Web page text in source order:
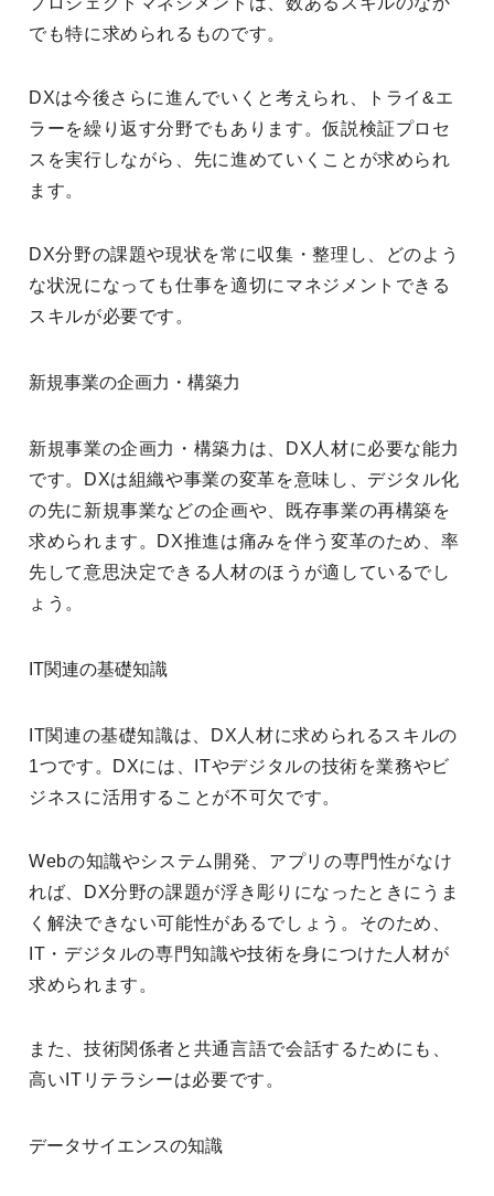
でも特に求められるものです。
DXは今後さらに進んでいくと考えられ、トライ&エ
ラーを繰り返す分野でもあります。仮説検証プロセ
スを実行しながら、先に進めていくことが求められ
ます。
DX分野の課題や現状を常に収集・整理し、どのよう
な状況になっても仕事を適切にマネジメントできる
スキルが必要です。
新規事業の企画力・構築力
新規事業の企画力・構築力は、DX人材に必要な能力
です。DXは組織や事業の変革を意味し、デジタル化
の先に新規事業などの企画や、既存事業の再構築を
求められます。DX推進は痛みを伴う変革のため、率
先して意思決定できる人材のほうが適しているでし
ょう。
IT関連の基礎知識
IT関連の基礎知識は、DX人材に求められるスキルの
1つです。DXには、ITやデジタルの技術を業務やビ
ジネスに活用することが不可欠です。
Webの知識やシステム開発、アプリの専門性がなけ
れば、DX分野の課題が浮き彫りになったときにうま
く解決できない可能性があるでしょう。そのため、
IT・デジタルの専門知識や技術を身につけた人材が
求められます。
また、技術関係者と共通言語で会話するためにも、
高いITリテラシーは必要です。
データサイエンスの知識